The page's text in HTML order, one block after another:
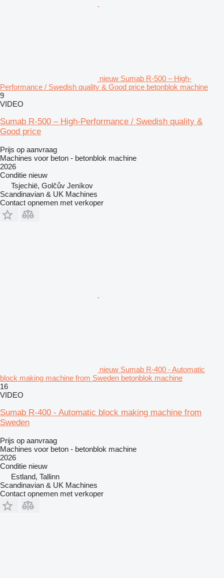
nieuw Sumab R-500 – High-
Performance / Swedish quality & Good price betonblok machine
9
VIDEO
Sumab R-500 – High-Performance / Swedish quality &
Good price
Prijs op aanvraag
Machines voor beton - betonblok machine
2026
Conditie nieuw
Tsjechië, Golčův Jeníkov
Scandinavian & UK Machines
Contact opnemen met verkoper
nieuw Sumab R-400 - Automatic
block making machine from Sweden betonblok machine
16
VIDEO
Sumab R-400 - Automatic block making machine from
Sweden
Prijs op aanvraag
Machines voor beton - betonblok machine
2026
Conditie nieuw
Estland, Tallinn
Scandinavian & UK Machines
Contact opnemen met verkoper